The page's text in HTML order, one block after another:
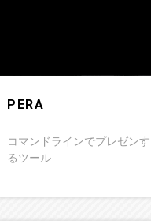
PERA
コマンドラインでプレゼンす
るツール